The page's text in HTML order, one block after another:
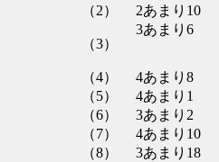
（2）
2あまり10
（3）
3あまり6
（4） 4あまり8
（5）
4あまり1
（6）
3あまり2
（7）
4あまり10
（8）
3あまり18